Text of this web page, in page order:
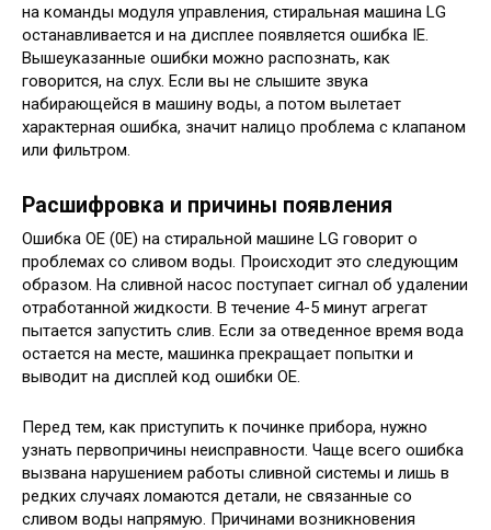
на команды модуля управления, стиральная машина LG
останавливается и на дисплее появляется ошибка IE.
Вышеуказанные ошибки можно распознать, как
говорится, на слух. Если вы не слышите звука
набирающейся в машину воды, а потом вылетает
характерная ошибка, значит налицо проблема с клапаном
или фильтром.
Расшифровка и причины появления
Ошибка OE (0E) на стиральной машине LG говорит о
проблемах со сливом воды. Происходит это следующим
образом. На сливной насос поступает сигнал об удалении
отработанной жидкости. В течение 4-5 минут агрегат
пытается запустить слив. Если за отведенное время вода
остается на месте, машинка прекращает попытки и
выводит на дисплей код ошибки OE.
Перед тем, как приступить к починке прибора, нужно
узнать первопричины неисправности. Чаще всего ошибка
вызвана нарушением работы сливной системы и лишь в
редких случаях ломаются детали, не связанные со
сливом воды напрямую. Причинами возникновения